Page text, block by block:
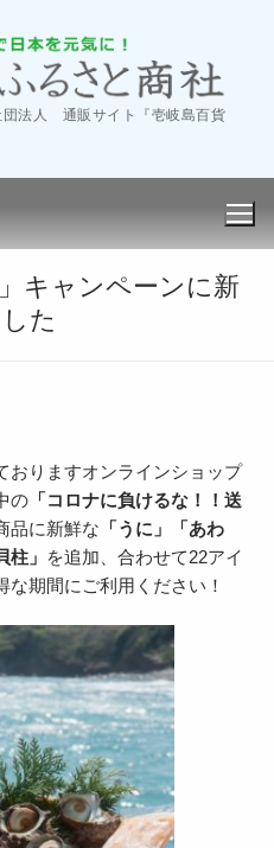
団法人 通販サイト『壱岐島百貨
キャンペーンに新
た
おりますオンラインショップ
の 「コロナに負けるな！！送
品に新鮮な 「うに」「あわ
」
を追加、合わせて22アイ
期間にご利用ください！